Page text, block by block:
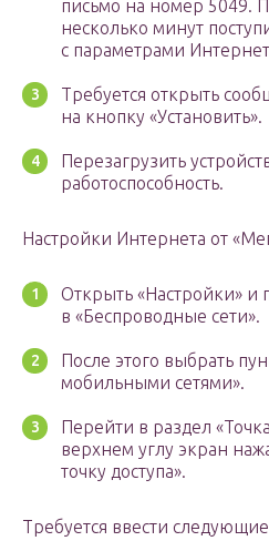
письмо на номер 5049.
несколько минут
с параметрами
Требуется открыть
на кнопку «Установить».
Перезагрузить
работоспособность.
Настройки Интернета от
Открыть «Настройки» и
в «Беспроводные сети».
После этого выбрать
мобильными сетями».
Перейти в раздел
верхнем углу экран
точку доступа».
Требуется ввести